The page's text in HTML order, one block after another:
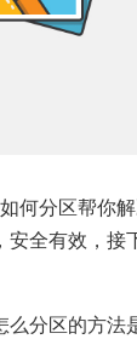
何分区帮你
安全有效，接
分区的方法